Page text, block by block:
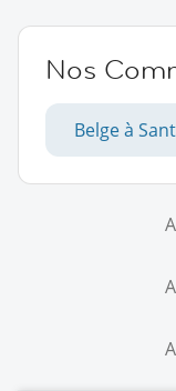
Nos
Belge à